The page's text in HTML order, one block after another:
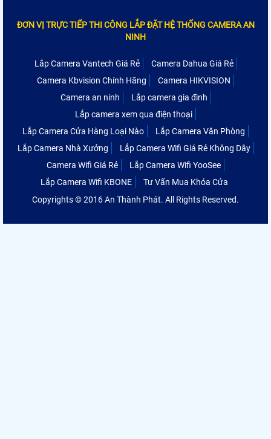
ĐƠN VỊ TRỰC TIẾP THI CÔNG LẮP ĐẶT HỆ THỐNG CAMERA AN
NINH
Lắp Camera Vantech Giá Rẻ
Camera Dahua Giá Rẻ
Camera Kbvision Chính Hãng
Camera HIKVISION
Camera an ninh
Lắp camera gia đình
Lắp camera xem qua điện thoại
Lắp Camera Cửa Hàng Loại Nào
Lắp Camera Văn Phòng
Lắp Camera Nhà Xưởng
Lắp Camera Wifi Giá Rẻ Không Dây
Camera Wifi Giá Rẻ
Lắp Camera Wifi YooSee
Lắp Camera Wifi KBONE
Tư Vấn Mua Khóa Cửa
Copyrights © 2016 An Thành Phát. All Rights Reserved.